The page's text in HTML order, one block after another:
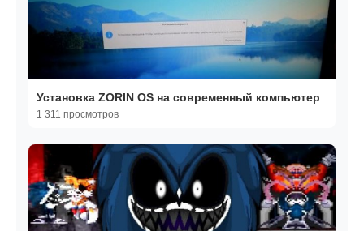
Установка ZORIN OS на современный компьютер
1 311 просмотров